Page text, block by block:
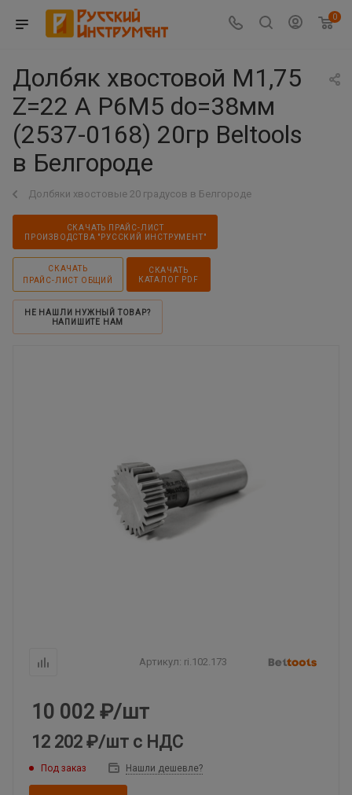
0
Долбяк хвостовой М1,75
Z=22 А Р6М5 dо=38мм
(2537-0168) 20гр Beltools
в Белгороде
Долбяки хвостовые 20 градусов в Белгороде
СКАЧАТЬ ПРАЙС-ЛИСТ
ПРОИЗВОДСТВА "РУССКИЙ ИНСТРУМЕНТ"
СКАЧАТЬ
ПРАЙС-ЛИСТ ОБЩИЙ
СКАЧАТЬ
КАТАЛОГ PDF
НЕ НАШЛИ НУЖНЫЙ ТОВАР?
НАПИШИТЕ НАМ
Артикул: ri.102.173
10 002 ₽/шт
12 202 ₽/шт с НДС
Под заказ Нашли дешевле?